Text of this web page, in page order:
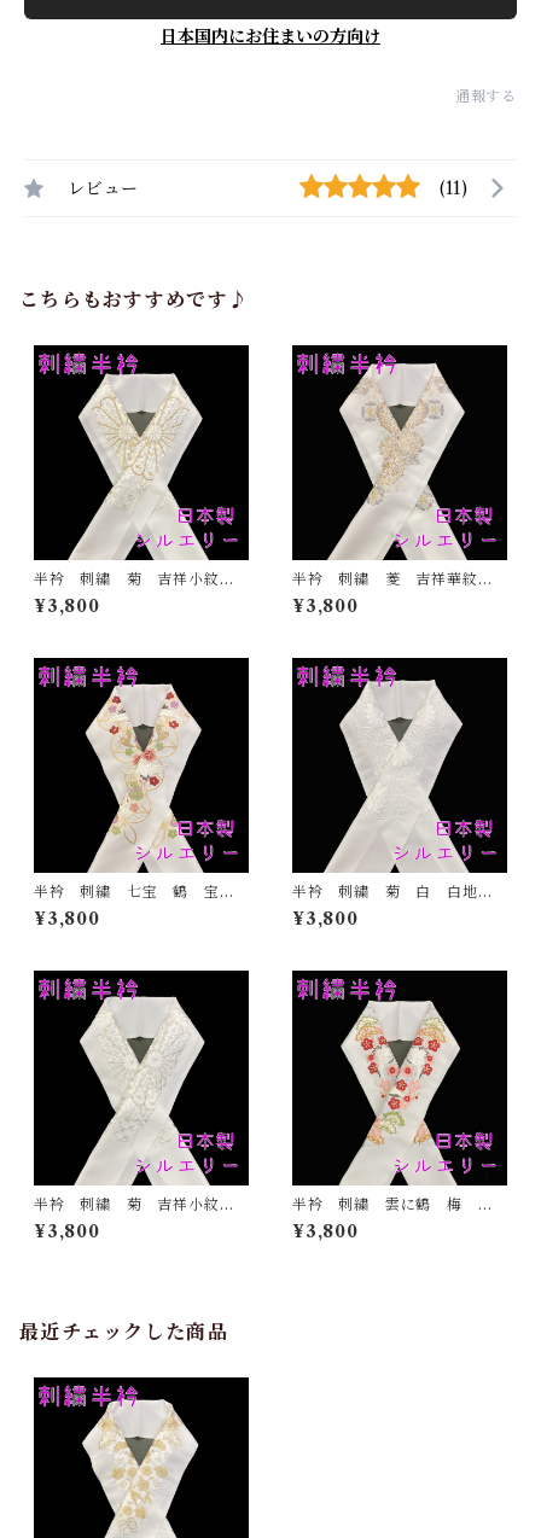
日本国内にお住まいの方向け
通報する
レビュー (11)
こちらもおすすめです♪
半衿 刺繍 菊 吉祥小紋
金 白地 シルエリー 新合
繊 日本製 刺繍衿 和装小
¥3,800
半衿 刺繍 菱 吉祥華紋
白地 シルエリー 新合繊
日本製 刺繍衿 和装小物
¥3,800
半衿 刺繍 七宝 鶴 宝尽
くし 白地 シルエリー 新
合繊 日本製 刺繍衿 和装
¥3,800
半衿 刺繍 菊 白 白地
シルエリー 新合繊 日本
製 刺繍衿 和装小物 着
¥3,800
半衿 刺繍 菊 吉祥小紋
銀 白地 シルエリー 新合
繊 日本製 刺繍衿 和装小
¥3,800
半衿 刺繍 雲に鶴 梅
松 白地 シルエリー 新合
繊 日本製 刺繍衿 和装小
¥3,800
最近チェックした商品